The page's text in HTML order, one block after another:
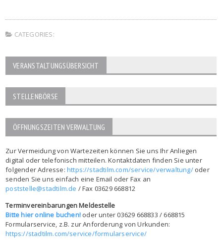
CATEGORIES:
VERANSTALTUNGSÜBERSICHT
STELLENBÖRSE
ÖFFNUNGSZEITEN VERWALTUNG
Zur Vermeidung von Wartezeiten können Sie uns Ihr Anliegen
digital oder telefonisch mitteilen. Kontaktdaten finden Sie unter
folgender Adresse: https://stadtilm.com/service/verwaltung/oder
senden Sie uns einfach eine Email oder Fax an
poststelle@stadtilm.de / Fax 03629 668812
Terminvereinbarungen Meldestelle
Bitte hier online buchen! oder unter 03629 668833 / 668815
Formularservice, z.B. zur Anforderung von Urkunden:
https://stadtilm.com/service/formularservice/